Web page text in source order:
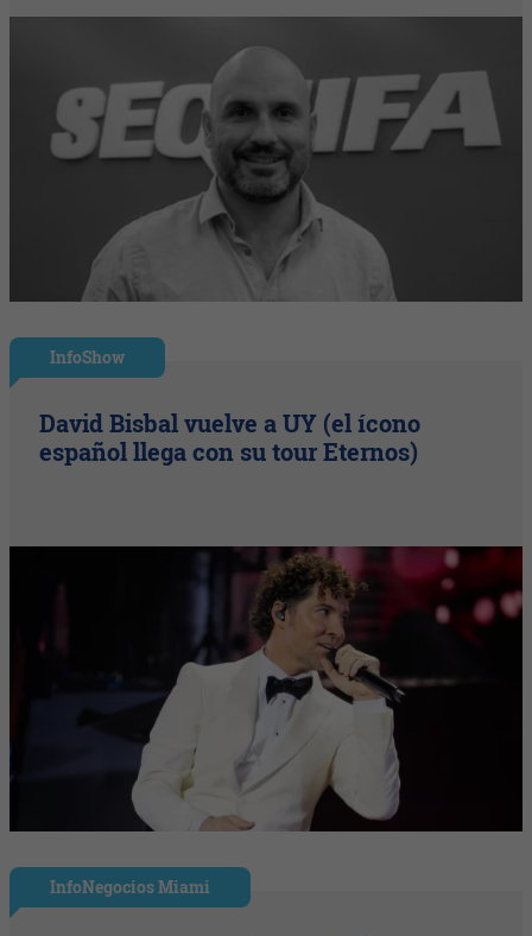
InfoShow
David Bisbal vuelve a UY (el ícono
español llega con su tour Eternos)
InfoNegocios Miami